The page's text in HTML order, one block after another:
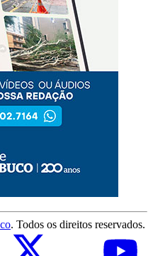
. Todos os direitos reservados.